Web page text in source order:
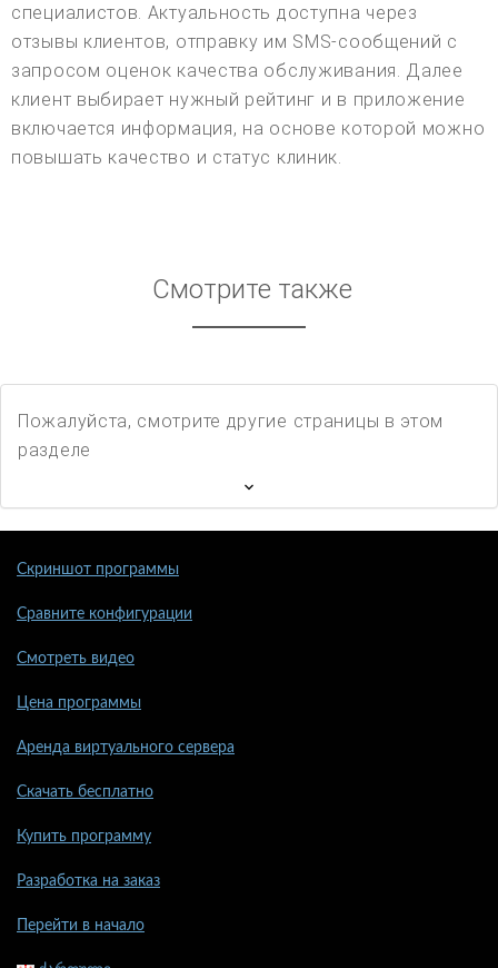
специалистов. Актуальность доступна через
отзывы клиентов, отправку им SMS-сообщений с
запросом оценок качества обслуживания. Далее
клиент выбирает нужный рейтинг и в приложение
включается информация, на основе которой можно
повышать качество и статус клиник.
Смотрите также
Пожалуйста, смотрите другие страницы в этом
разделе
Скриншот программы
Сравните конфигурации
Смотреть видео
Цена программы
Аренда виртуального сервера
Скачать бесплатно
Купить программу
Разработка на заказ
Перейти в начало